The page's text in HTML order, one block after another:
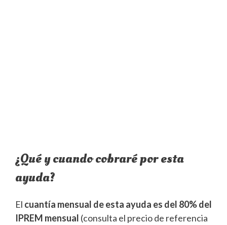
¿Qué y cuando cobraré por esta
ayuda?
El cuantía mensual de esta ayuda es del 80% del
IPREM mensual (consulta el precio de referencia